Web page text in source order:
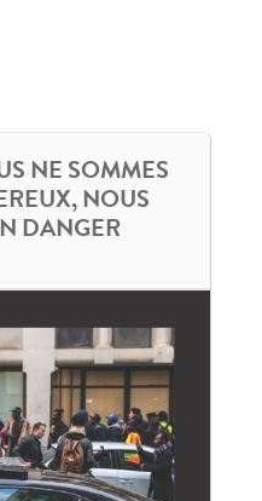
NE SOMMES
NOUS
DANGER